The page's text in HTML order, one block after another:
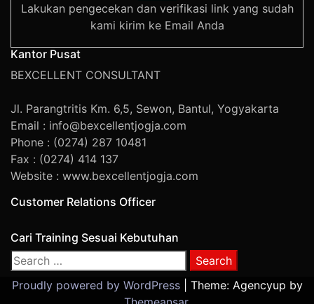
Lakukan pengecekan dan verifikasi link yang sudah
kami kirim ke Email Anda
Kantor Pusat
BEXCELLENT CONSULTANT
Jl. Parangtritis Km. 6,5, Sewon, Bantul, Yogyakarta
Email : info@bexcellentjogja.com
Phone : (0274) 287 10481
Fax : (0274) 414 137
Website : www.bexcellentjogja.com
Customer Relations Officer
Cari Training Sesuai Kebutuhan
Search
for:
Proudly powered by WordPress
Theme: Agencyup by